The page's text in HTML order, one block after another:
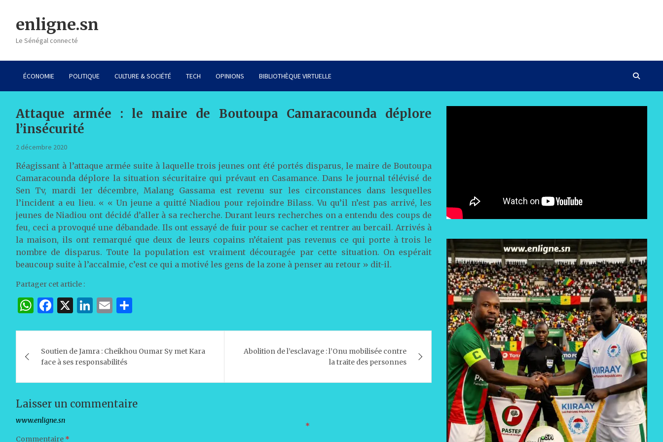
contentenligne.sn
Le Sénégal connecté
ÉCONOMIE POLITIQUE CULTURE & SOCIÉTÉ TECH OPINIONS BIBLIOTHÈQUE VIRTUELLE
Attaque armée : le maire de Boutoupa Camaracounda déplore
l’insécurité
2 décembre 2020
Réagissant à l’attaque armée suite à laquelle trois jeunes ont été portés disparus, le maire de Boutoupa
Camaracounda déplore la situation sécuritaire qui prévaut en Casamance. Dans le journal télévisé de
Sen Tv, mardi 1er décembre, Malang Gassama est revenu sur les circonstances dans lesquelles
l’incident a eu lieu. « « Un jeune a quitté Niadiou pour rejoindre Bilass. Vu qu’il n’est pas arrivé, les
jeunes de Niadiou ont décidé d’aller à sa recherche. Durant leurs recherches on a entendu des coups de
feu, ceci a provoqué une débandade. Ils ont essayé de fuir pour se cacher et rentrer au bercail. Arrivés à
la maison, ils ont remarqué que deux de leurs copains n’étaient pas revenus ce qui porte à trois le
nombre de disparus. Toute la population est vraiment découragée par cette situation. On espérait
beaucoup suite à l’accalmie, c’est ce qui a motivé les gens de la zone à penser au retour » dit-il.
Partager cet article :
W
at
A
p
p
F
c
e
b
o
o
k
X
Li
k
e
dI
n
E
ai
l
ta
g
de
l’article
Soutien de Jamra : Cheikhou Oumar Sy met Kara
face à ses responsabilités
Abolition de l’esclavage : l’Onu mobilisée contre
la traite des personnes
Laisser un commentaire
Votre adresse e-mail ne sera pas publiée.
*
Commentaire *